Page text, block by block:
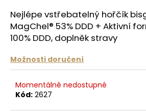
Nejlépe vstřebatelný hořčík
MagChel® 53% DDD + Aktivní
100% DDD, doplněk stravy
Možnosti doručení
Momentálně nedostupné
Kód: 2627
HLEDAT
o
p